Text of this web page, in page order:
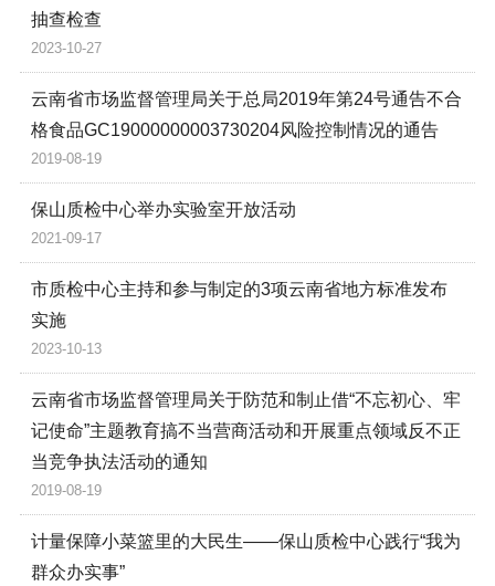
抽查检查
2023-10-27
云南省市场监督管理局关于总局2019年第24号通告不合
格食品GC19000000003730204风险控制情况的通告
2019-08-19
保山质检中心举办实验室开放活动
2021-09-17
市质检中心主持和参与制定的3项云南省地方标准发布
实施
2023-10-13
云南省市场监督管理局关于防范和制止借“不忘初心、牢
记使命”主题教育搞不当营商活动和开展重点领域反不正
当竞争执法活动的通知
2019-08-19
计量保障小菜篮里的大民生——保山质检中心践行“我为
群众办实事”